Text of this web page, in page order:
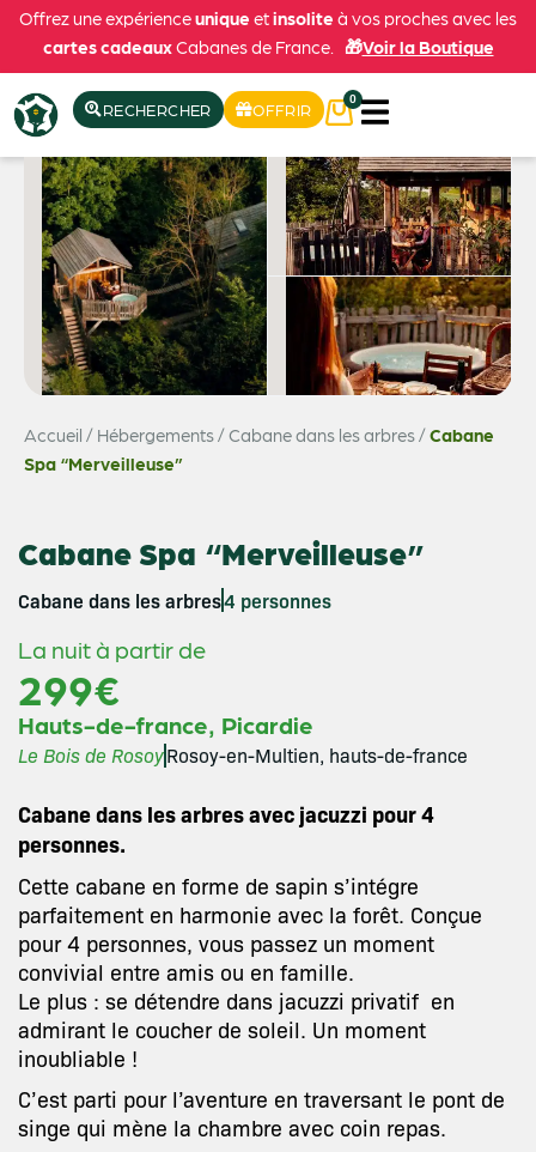
Offrez une expérienceunique etinsolite à vos proches avec les
cartes cadeauxCabanes de France. 🎁Voir la Boutique
RECHERCHER OFFRIR
0
Accueil / Hébergements/Cabane dans les arbres/Cabane
Spa “Merveilleuse”
Cabane Spa “Merveilleuse”
Cabane dans les arbres4 personnes
La nuit à partir de
299€
Hauts-de-france, Picardie
Le Bois de RosoyRosoy-en-Multien, hauts-de-france
Cabane dans les arbres avec jacuzzi pour 4
personnes.
Cette cabane en forme de sapin s’intégre
parfaitement en harmonie avec la forêt. Conçue
pour 4 personnes, vous passez un moment
convivial entre amis ou en famille.
Le plus : se détendre dans jacuzzi privatif en
admirant le coucher de soleil. Un moment
inoubliable !
C’est parti pour l’aventure en traversant le pont de
singe qui mène la chambre avec coin repas.